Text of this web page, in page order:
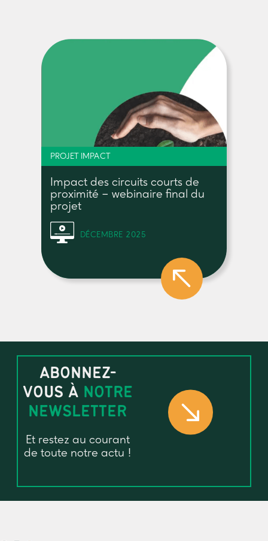
PROJET IMPACT
Impact des circuits courts de
proximité – webinaire final du
projet
DÉCEMBRE 2025
ABONNEZ-
VOUS À NOTRE
NEWSLETTER
Et restez au courant
de toute notre actu !